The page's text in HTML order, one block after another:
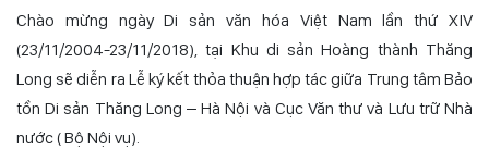
Chào mừng ngày Di sản văn hóa Việt Nam lần thứ XIV
(23/11/2004-23/11/2018), tại Khu di sản Hoàng thành Thăng
Long sẽ diễn ra Lễ ký kết thỏa thuận hợp tác giữa Trung tâm Bảo
tồn Di sản Thăng Long – Hà Nội và Cục Văn thư và Lưu trữ Nhà
nước ( Bộ Nội vụ).